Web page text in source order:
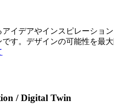
イデアやインスピレーショ
す。デザインの可能性を最
/ Digital Twin